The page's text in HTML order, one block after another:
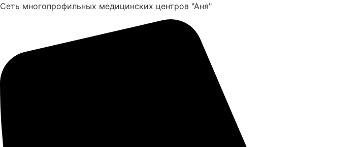
Перейти
Сеть многопрофильных медицинских центров "Аня"